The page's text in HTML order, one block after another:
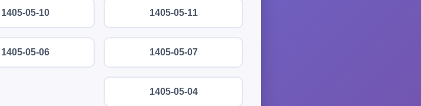
1405-05-11
1405-05-10
1405-05-07
1405-05-06
1405-05-04